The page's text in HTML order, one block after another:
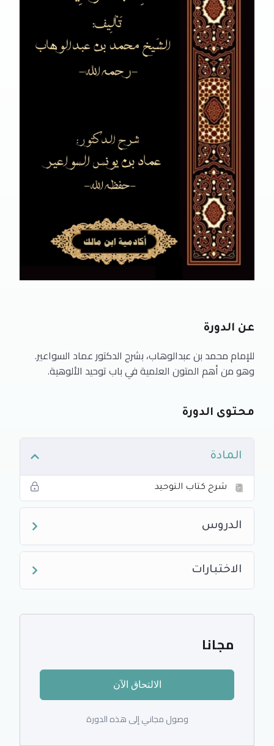
عن الدورة
للإمام محمد بن عبدالوهاب، بشرح الدكتور عماد السواعير.
وهو من أهم المتون العلمية في باب توحيد الألوهية.
محتوى الدورة
المادة
شرح كتاب التوحيد
الدروس
الاختبارات
مجانا
الالتحاق الآن
وصول مجاني إلى هذه الدورة